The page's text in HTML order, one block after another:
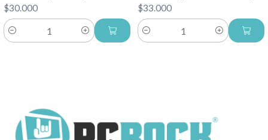
$30.000
Cantidad
$33.000
Cantidad